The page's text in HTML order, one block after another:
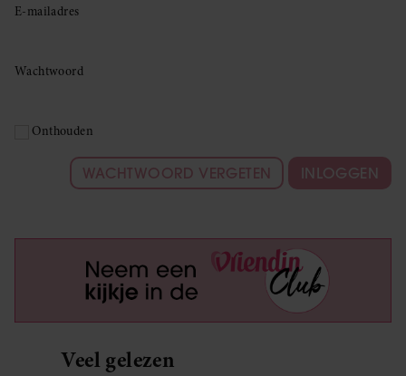
E-mailadres
Wachtwoord
Onthouden
WACHTWOORD VERGETEN INLOGGEN
Veel gelezen